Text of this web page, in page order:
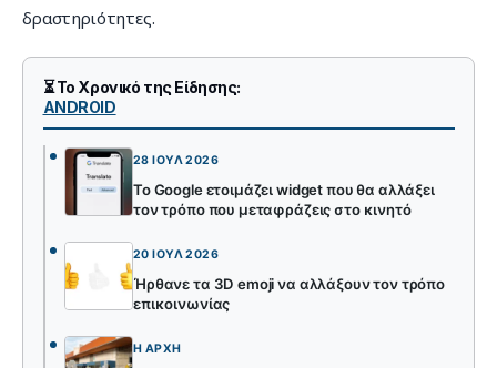
δραστηριότητες.
⏳ Το Χρονικό της Είδησης:
ANDROID
28 ΙΟΎΛ 2026
Το Google ετοιμάζει widget που θα αλλάξει
τον τρόπο που μεταφράζεις στο κινητό
20 ΙΟΎΛ 2026
Ήρθανε τα 3D emoji να αλλάξουν τον τρόπο
επικοινωνίας
Η ΑΡΧΉ